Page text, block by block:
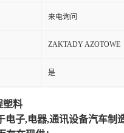
来电询问
ZAKTADY AZOTOWE
是
塑料
电子,电器,通讯设备汽车制